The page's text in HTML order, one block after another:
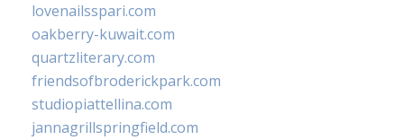
lovenailsspari.com
oakberry-kuwait.com
quartzliterary.com
friendsofbroderickpark.com
studiopiattellina.com
jannagrillspringfield.com